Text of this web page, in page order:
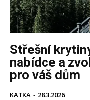
Střešní
nabídce a
pro váš dům
KATKA - 28.3.2026